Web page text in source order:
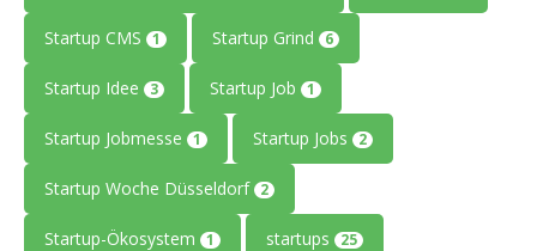
Startup CMS 1 Startup Grind 6
Startup Idee 3 Startup Job 1
Startup Jobmesse 1 Startup Jobs 2
Startup Woche Düsseldorf 2
Startup-Ökosystem 1 startups 25